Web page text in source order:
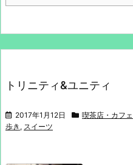
トリニティ&ユニティ
2017年1月12日 喫茶店・カフェ
歩き , スイーツ